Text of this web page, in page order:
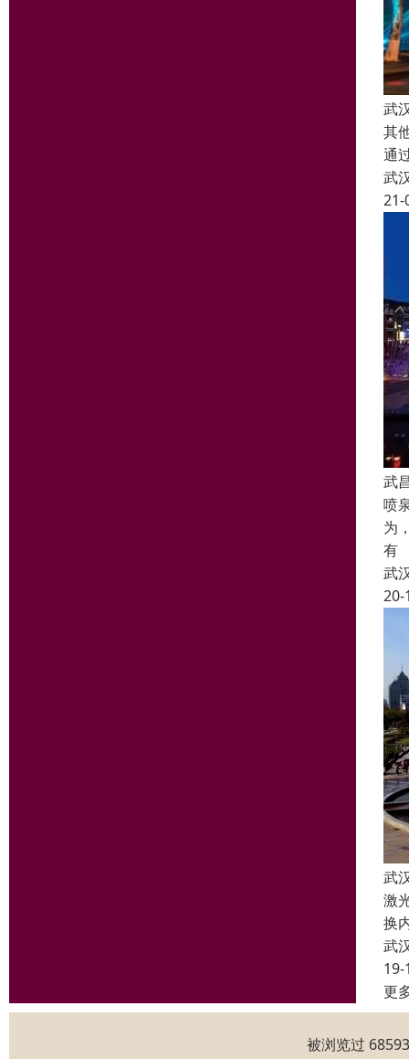
武
其
通
武
21-
武
喷
为
有
武
20-
武
激
换
武
19-
更
被浏览过